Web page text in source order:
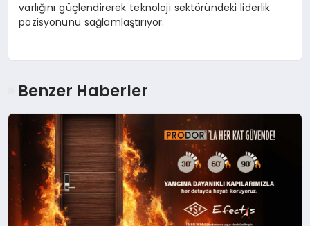
varlığını güçlendirerek teknoloji sektöründeki liderlik
pozisyonunu sağlamlaştırıyor.
Benzer Haberler